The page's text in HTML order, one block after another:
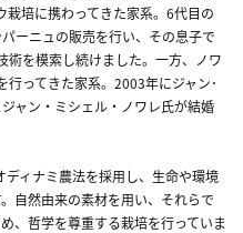
栽培に携わってきた家系。6代目の
ーニュの販売を行い、その息子で
術を模索し続けました。一方、ノワ
行ってきた家系。2003年にジャン･
ャン・ミシェル・ノワレ氏が結婚
ィナミ農法を採用し、生命や環境
自然由来の素材を用い、それらで
、哲学を尊重する栽培を行っていま